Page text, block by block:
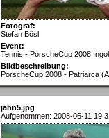
Fotograf:
Stefan Bösl
Event:
Tennis - PorscheCup 2008
Bildbeschreibung:
PorscheCup 2008 - Patriarca
jahn5.jpg
Aufgenommen: 2008-06-11